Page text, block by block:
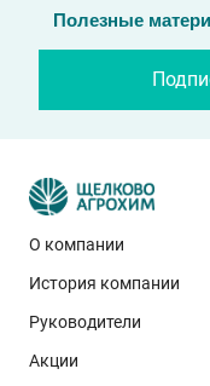
Полезные
О компании
История компании
Руководители
Акции